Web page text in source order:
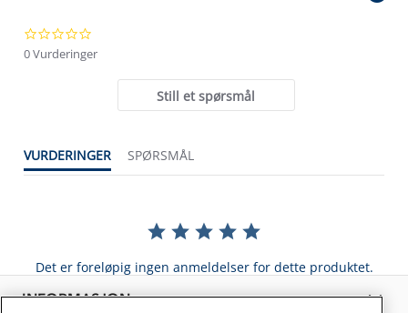
star
0 Vurderinger
Still et spørsmål
VURDERINGER SPØRSMÅL
Det er foreløpig ingen anmeldelser for dette produktet.
INFORMASJON
Kundeservice
Kundeklubb
Bedrift, barnehage og SFO
Presse
Klima og miljø
1% til samfunnet
Samarbeide med oss?
Trelagsprinsippet barn
Alt du trenger til Norgesferien
Gravidklær
Vask og vedlikehold
EL-retur
Store størrelser
Få turinspirasjon og tips her⛰
Overnatte utendørs⛺